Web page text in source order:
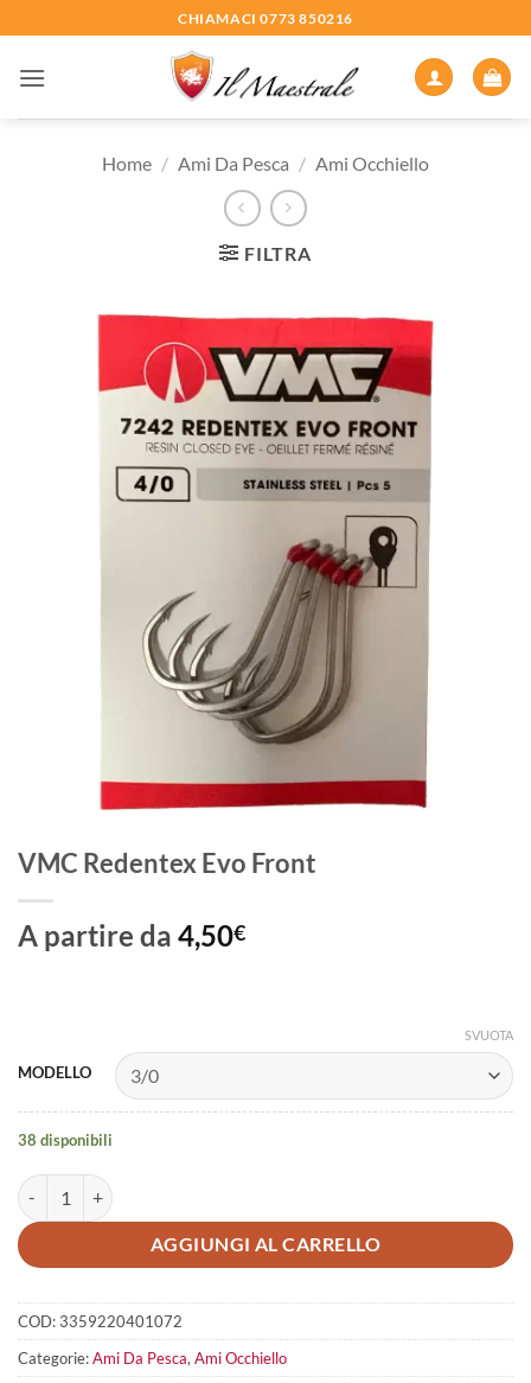
ai
contenuti
CHIAMACI 0773 850216
Home / Ami Da Pesca / Ami Occhiello
FILTRA
VMC Redentex Evo Front
A partire da 4,50€
MODELLO
SVUOTA
38 disponibili
VMC Redentex Evo Front quantità
AGGIUNGI AL CARRELLO
COD:3359220401072
Categorie:Ami Da Pesca, Ami Occhiello